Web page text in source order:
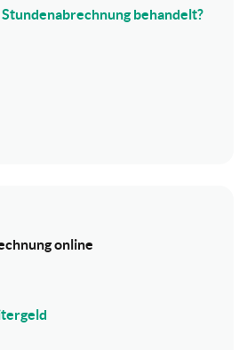
Stundenabrechnung behandelt?
online